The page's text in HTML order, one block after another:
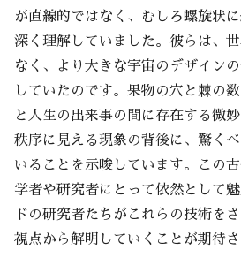
が直線的ではなく、むしろ螺旋状
深く理解していました。彼らは、
なく、より大きな宇宙のデザイン
していたのです。果物の穴と棘の
と人生の出来事の間に存在する微
秩序に見える現象の背後に、驚く
いることを示唆しています。この
学者や研究者にとって依然として
ドの研究者たちがこれらの技術を
視点から解明していくことが期待さ